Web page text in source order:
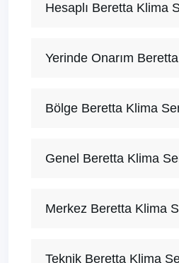
Hesaplı Beretta Klima
Yerinde Onarım
Bölge Beretta Klima
Genel Beretta Klima
Merkez Beretta Klima
Teknik Beretta Klima